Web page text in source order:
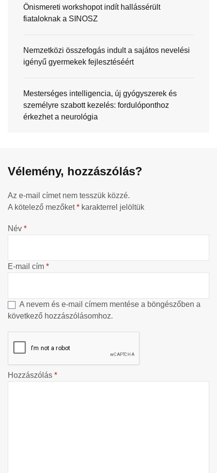
Önismereti workshopot indít hallássérült
fiataloknak a SINOSZ
Nemzetközi összefogás indult a sajátos nevelési
igényű gyermekek fejlesztéséért
Mesterséges intelligencia, új gyógyszerek és
személyre szabott kezelés: fordulóponthoz
érkezhet a neurológia
Vélemény, hozzászólás?
Az e-mail címet nem tesszük közzé.
A kötelező mezőket* karakterrel jelöltük
Név *
E-mail cím *
A nevem és e-mail címem mentése a böngészőben a
következő hozzászólásomhoz.
Hozzászólás *